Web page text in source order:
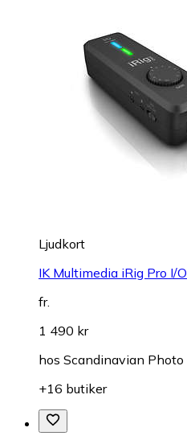
Ljudkort
IK Multimedia iRig Pro I/O
fr.
1 490 kr
hos Scandinavian Photo
+16 butiker